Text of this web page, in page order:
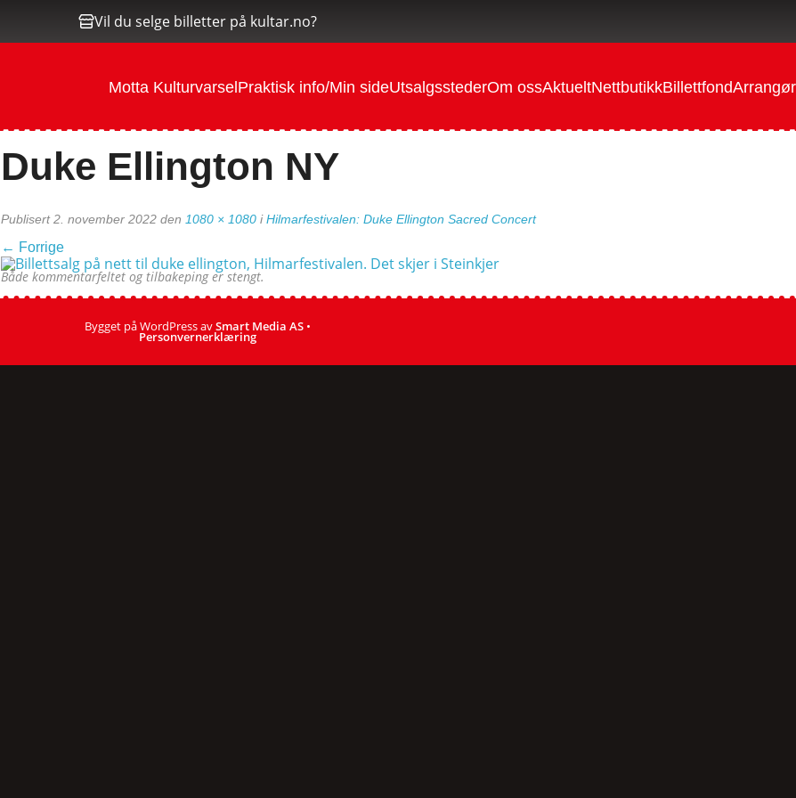
Vil du selge billetter på kultar.no?
Motta KulturvarselPraktisk info/Min sideUtsalgsstederOm ossAktueltNettbutikkBillettfondArrangør
Duke Ellington NY
Publisert2. november 2022 den 1080 × 1080 iHilmarfestivalen: Duke Ellington Sacred Concert
← Forrige
Både kommentarfeltet og tilbakeping er stengt.
Bygget på WordPress avSmart Media AS •
Personvernerklæring